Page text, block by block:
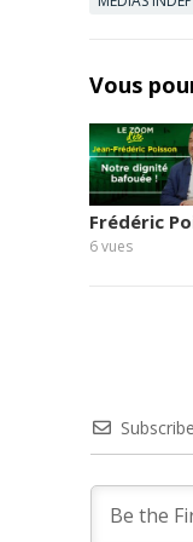
Vous
Frédéric
6vues
Subscribe